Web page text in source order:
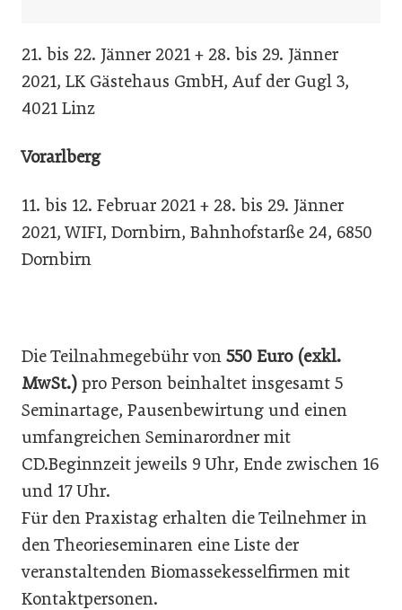
21. bis 22. Jänner 2021 + 28. bis 29. Jänner
2021, LK Gästehaus GmbH, Auf der Gugl 3,
4021 Linz
Vorarlberg
11. bis 12. Februar 2021 + 28. bis 29. Jänner
2021, WIFI, Dornbirn, Bahnhofstarße 24, 6850
Dornbirn
Die Teilnahmegebühr von 550 Euro (exkl.
MwSt.) pro Person beinhaltet insgesamt 5
Seminartage, Pausenbewirtung und einen
umfangreichen Seminarordner mit
CD.Beginnzeit jeweils 9 Uhr, Ende zwischen 16
und 17 Uhr.
Für den Praxistag erhalten die Teilnehmer in
den Theorieseminaren eine Liste der
veranstaltenden Biomassekesselfirmen mit
Kontaktpersonen.